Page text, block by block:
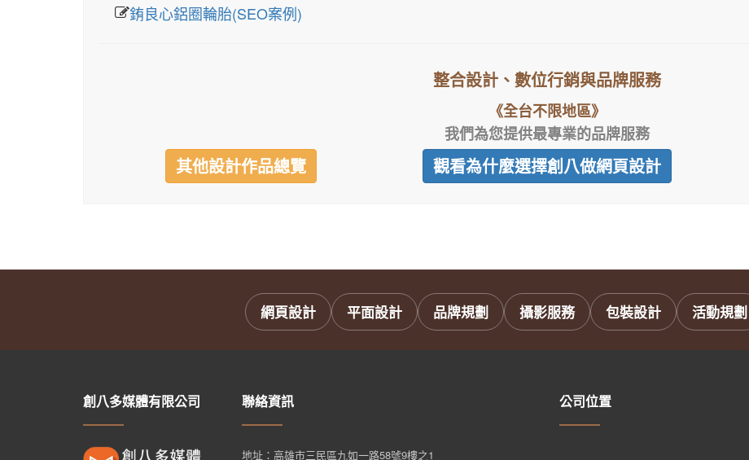
銪良心鋁圈輪胎(SEO案例)
整合設計、數位行銷與品牌服務
《全台不限地區》
我們為您提供最專業的品牌服務
其他設計作品總覽 觀看為什麼選擇創八做網頁設計
網頁設計 平面設計 品牌規劃 攝影服務 包裝設計 活動規劃
創八多媒體有限公司 聯絡資訊
地址： 高雄市三民區九如一路58號9樓之1
公司位置